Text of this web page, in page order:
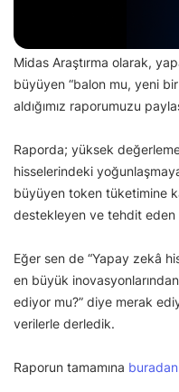
Midas Araştırma olarak,
büyüyen “balon mu, yeni bir
aldığımız raporumuzu
Raporda; yüksek
hisselerindeki
büyüyen token tüketimine
destekleyen ve tehdit eden
Eğer sen de “Yapay zekâ
en büyük
ediyor mu?” diye merak
verilerle derledik.
Raporun tamamına buradan